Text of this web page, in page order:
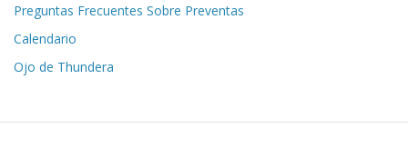
Preguntas Frecuentes Sobre Preventas
Calendario
Ojo de Thundera